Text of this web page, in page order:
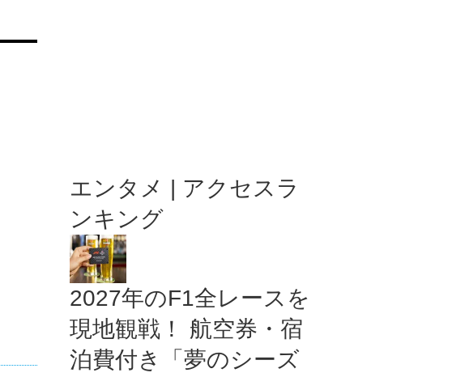
エンタメ | アクセスラ
ンキング
2027年のF1全レースを
現地観戦！ 航空券・宿
泊費付き「夢のシーズ